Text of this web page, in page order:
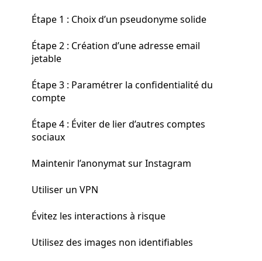
Étape 1 : Choix d’un pseudonyme solide
Étape 2 : Création d’une adresse email
jetable
Étape 3 : Paramétrer la confidentialité du
compte
Étape 4 : Éviter de lier d’autres comptes
sociaux
Maintenir l’anonymat sur Instagram
Utiliser un VPN
Évitez les interactions à risque
Utilisez des images non identifiables